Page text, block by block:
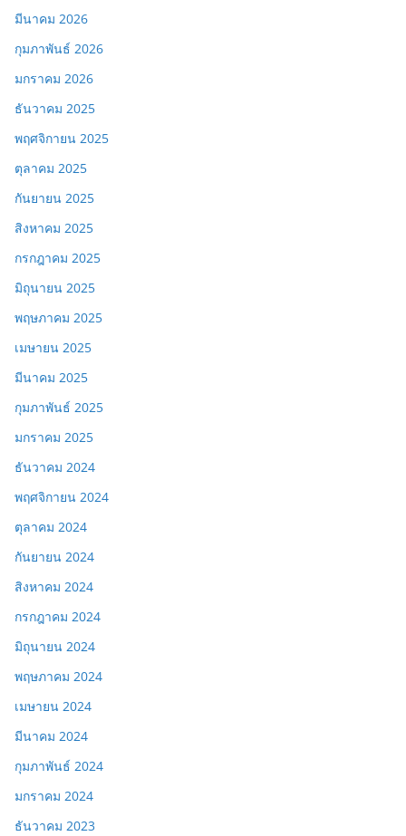
มีนาคม 2026
กุมภาพันธ์ 2026
มกราคม 2026
ธันวาคม 2025
พฤศจิกายน 2025
ตุลาคม 2025
กันยายน 2025
สิงหาคม 2025
กรกฎาคม 2025
มิถุนายน 2025
พฤษภาคม 2025
เมษายน 2025
มีนาคม 2025
กุมภาพันธ์ 2025
มกราคม 2025
ธันวาคม 2024
พฤศจิกายน 2024
ตุลาคม 2024
กันยายน 2024
สิงหาคม 2024
กรกฎาคม 2024
มิถุนายน 2024
พฤษภาคม 2024
เมษายน 2024
มีนาคม 2024
กุมภาพันธ์ 2024
มกราคม 2024
ธันวาคม 2023